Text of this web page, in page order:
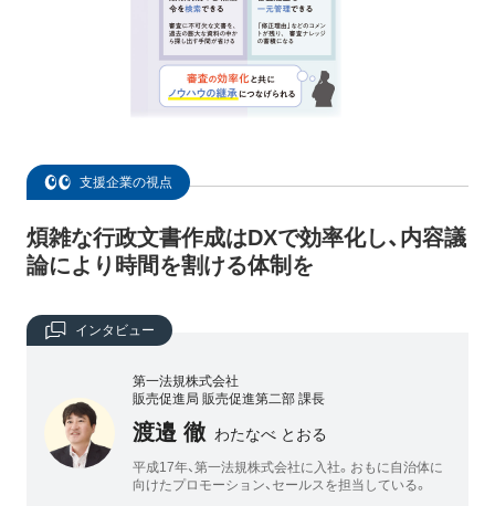
支援企業の視点
煩雑な行政文書作成はDXで効率化し、内容議
論により時間を割ける体制を
インタビュー
第一法規株式会社
販売促進局 販売促進第二部 課長
渡邉 徹 わたなべ とおる
平成17年、第一法規株式会社に入社。おもに自治体に
向けたプロモーション、セールスを担当している。